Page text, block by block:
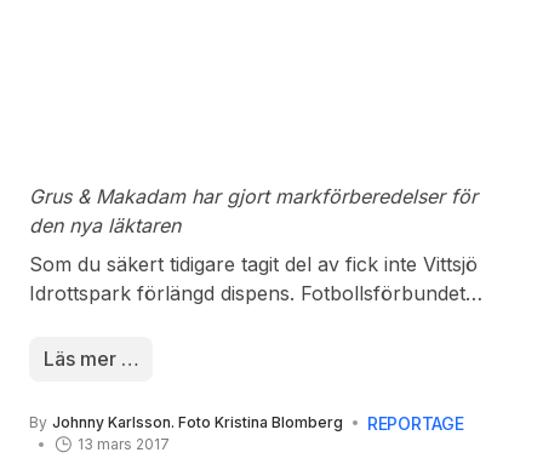
Grus & Makadam har gjort markförberedelser för
den nya läktaren
Som du säkert tidigare tagit del av fick inte Vittsjö
Idrottspark förlängd dispens. Fotbollsförbundet
under tak skulle byggas. Klubben har begärt
datum skall totalt 800 sittplatser under tak finnas vid
Läs mer …
By Johnny Karlsson. Foto Kristina Blomberg REPORTAGE
13 mars 2017